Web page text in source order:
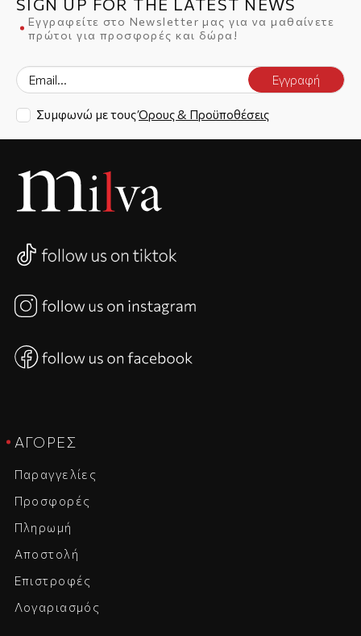
SIGN UP FOR THE LATEST NEWS
Εγγραφείτε στο Newsletter μας για να μαθαίνετε
πρώτοι για προσφορές και δώρα!
Εγγραφή
Συμφωνώ με τουςΌρους & Προϋποθέσεις
ΑΓΟΡΈΣ
Παραγγελίες
Προσφορές
Πληρωμή
Αποστολή
Επιστροφές
Λογαριασμός